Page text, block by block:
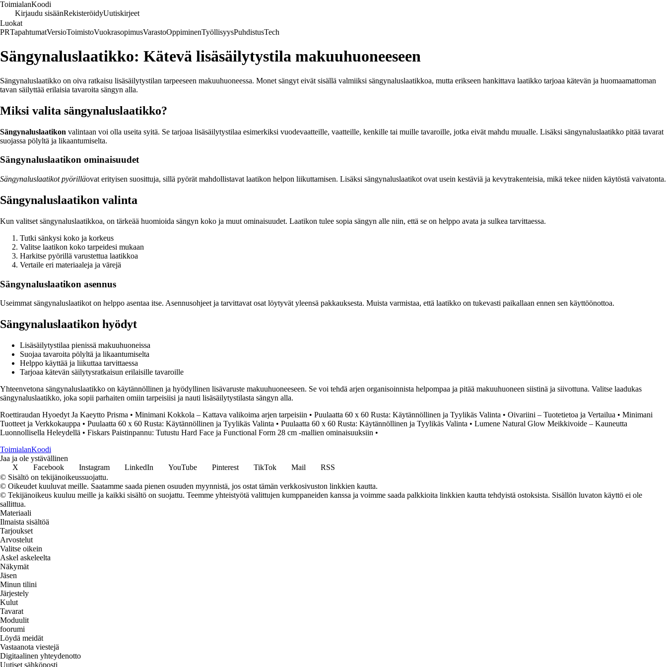
ToimialanKoodi
Kirjaudu sisäänRekisteröidyUutiskirjeet
Luokat
PRTapahtumatVersioToimistoVuokrasopimusVarastoOppiminenTyöllisyysPuhdistusTech
Sängynaluslaatikko: Kätevä lisäsäilytystila makuuhuoneeseen
Sängynaluslaatikko on oiva ratkaisu lisäsäilytystilan tarpeeseen makuuhuoneessa. Monet sängyt eivät sisällä valmiiksi sängynaluslaatikkoa, mutta erikseen hankittava laatikko tarjoaa kätevän ja huomaamattoman
tavan säilyttää erilaisia tavaroita sängyn alla.
Miksi valita sängynaluslaatikko?
Sängynaluslaatikon valintaan voi olla useita syitä. Se tarjoaa lisäsäilytystilaa esimerkiksi vuodevaatteille, vaatteille, kenkille tai muille tavaroille, jotka eivät mahdu muualle. Lisäksi sängynaluslaatikko pitää tavarat
suojassa pölyltä ja likaantumiselta.
Sängynaluslaatikon ominaisuudet
Sängynaluslaatikot pyörilläovat erityisen suosittuja, sillä pyörät mahdollistavat laatikon helpon liikuttamisen. Lisäksi sängynaluslaatikot ovat usein kestäviä ja kevytrakenteisia, mikä tekee niiden käytöstä vaivatonta.
Sängynaluslaatikon valinta
Kun valitset sängynaluslaatikkoa, on tärkeää huomioida sängyn koko ja muut ominaisuudet. Laatikon tulee sopia sängyn alle niin, että se on helppo avata ja sulkea tarvittaessa.
Tutki sänkysi koko ja korkeus
Valitse laatikon koko tarpeidesi mukaan
Harkitse pyörillä varustettua laatikkoa
Vertaile eri materiaaleja ja värejä
Sängynaluslaatikon asennus
Useimmat sängynaluslaatikot on helppo asentaa itse. Asennusohjeet ja tarvittavat osat löytyvät yleensä pakkauksesta. Muista varmistaa, että laatikko on tukevasti paikallaan ennen sen käyttöönottoa.
Sängynaluslaatikon hyödyt
Lisäsäilytystilaa pienissä makuuhuoneissa
Suojaa tavaroita pölyltä ja likaantumiselta
Helppo käyttää ja liikuttaa tarvittaessa
Tarjoaa kätevän säilytysratkaisun erilaisille tavaroille
Yhteenvetona sängynaluslaatikko on käytännöllinen ja hyödyllinen lisävaruste makuuhuoneeseen. Se voi tehdä arjen organisoinnista helpompaa ja pitää makuuhuoneen siistinä ja siivottuna. Valitse laadukas
sängynaluslaatikko, joka sopii parhaiten omiin tarpeisiisi ja nauti lisäsäilytystilasta sängyn alla.
Roettiraudan Hyoedyt Ja Kaeytto Prisma • Minimani Kokkola – Kattava valikoima arjen tarpeisiin • Puulaatta 60 x 60 Rusta: Käytännöllinen ja Tyylikäs Valinta • Oivariini – Tuotetietoa ja Vertailua • Minimani
Tuotteet ja Verkkokauppa • Puulaatta 60 x 60 Rusta: Käytännöllinen ja Tyylikäs Valinta • Puulaatta 60 x 60 Rusta: Käytännöllinen ja Tyylikäs Valinta • Lumene Natural Glow Meikkivoide – Kauneutta
Luonnollisella Heleydellä • Fiskars Paistinpannu: Tutustu Hard Face ja Functional Form 28 cm -mallien ominaisuuksiin •
ToimialanKoodi
Jaa ja ole ystävällinen
X
Facebook Instagram LinkedIn YouTube Pinterest TikTok Mail
RSS
© Sisältö on tekijänoikeussuojattu.
© Oikeudet kuuluvat meille. Saatamme saada pienen osuuden myynnistä, jos ostat tämän verkkosivuston linkkien kautta.
© Tekijänoikeus kuuluu meille ja kaikki sisältö on suojattu. Teemme yhteistyötä valittujen kumppaneiden kanssa ja voimme saada palkkioita linkkien kautta tehdyistä ostoksista. Sisällön luvaton käyttö ei ole
sallittua.
Materiaali
Ilmaista sisältöä
Tarjoukset
Arvostelut
Valitse oikein
Askel askeleelta
Näkymät
Jäsen
Minun tilini
Järjestely
Kulut
Tavarat
Moduulit
foorumi
Löydä meidät
Vastaanota viestejä
Digitaalinen yhteydenotto
Uutiset sähköposti